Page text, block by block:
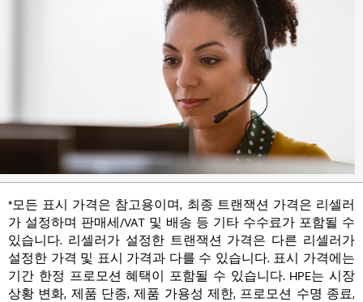
*모든 표시 가격은 참고용이며, 최종 트랜잭션 가격은 리셀러
가 설정하며 판매세/VAT 및 배송 등 기타 수수료가 포함될 수
있습니다. 리셀러가 설정한 트랜잭션 가격은 다른 리셀러가
설정한 가격 및 표시 가격과 다를 수 있습니다. 표시 가격에는
기간 한정 프로모션 혜택이 포함될 수 있습니다. HPE는 시장
상황 변화, 제품 단종, 제품 가용성 제한, 프로모션 수명 종료,